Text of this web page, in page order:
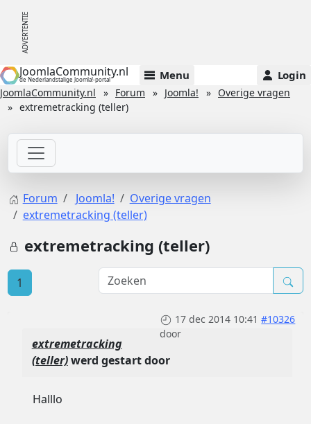
JoomlaCommunity.nl
de Nederlandstalige Joomla!-portal Menu Login
JoomlaCommunity.nl Forum Joomla!
Overige vragen
extremetracking (teller)
Forum Joomla!
Overige vragen
extremetracking (teller)
extremetracking (teller)
1
17 dec 2014 10:41 #10326
door
extremetracking
(teller)werd gestart door
Halllo